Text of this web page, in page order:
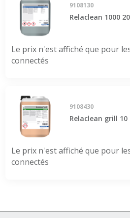
9108130
Relaclean 1000
Le prix n'est affiché que pour
connectés
9108430
Relaclean grill 10
Le prix n'est affiché que pour
connectés